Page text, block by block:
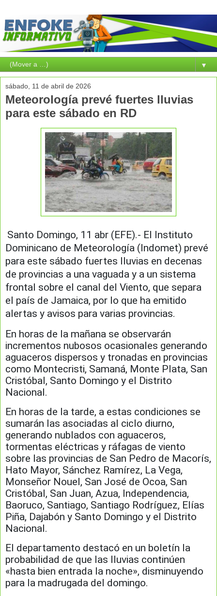
▼
sábado, 11 de abril de 2026
Meteorología prevé fuertes lluvias
para este sábado en RD
Santo Domingo, 11 abr (EFE).- El Instituto
Dominicano de Meteorología (Indomet) prevé
para este sábado fuertes lluvias en decenas
de provincias a una vaguada y a un sistema
frontal sobre el canal del Viento, que separa
el país de Jamaica, por lo que ha emitido
alertas y avisos para varias provincias.
En horas de la mañana se observarán
incrementos nubosos ocasionales generando
aguaceros dispersos y tronadas en provincias
como Montecristi, Samaná, Monte Plata, San
Cristóbal, Santo Domingo y el Distrito
Nacional.
En horas de la tarde, a estas condiciones se
sumarán las asociadas al ciclo diurno,
generando nublados con aguaceros,
tormentas eléctricas y ráfagas de viento
sobre las provincias de San Pedro de Macorís,
Hato Mayor, Sánchez Ramírez, La Vega,
Monseñor Nouel, San José de Ocoa, San
Cristóbal, San Juan, Azua, Independencia,
Baoruco, Santiago, Santiago Rodríguez, Elías
Piña, Dajabón y Santo Domingo y el Distrito
Nacional.
El departamento destacó en un boletín la
probabilidad de que las lluvias continúen
«hasta bien entrada la noche», disminuyendo
para la madrugada del domingo.